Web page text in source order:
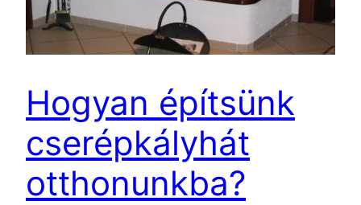
Hogyan építsünk
cserépkályhát
otthonunkba?